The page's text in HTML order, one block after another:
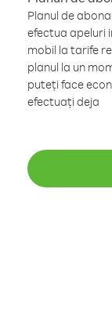
Planul de
efectua apeluri
mobil la tarife
planul la un
puteți face
efectuați deja